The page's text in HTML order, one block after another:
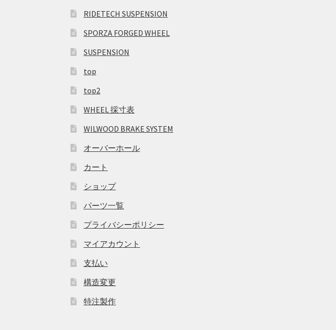
RIDETECH SUSPENSION
SPORZA FORGED WHEEL
SUSPENSION
top
top2
WHEEL 採寸表
WILWOOD BRAKE SYSTEM
オーバーホール
カート
ショップ
パーツ一覧
プライバシーポリシー
マイアカウント
支払い
構造変更
特注製作